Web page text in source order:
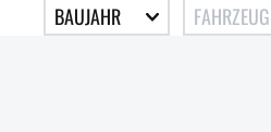
BAUJAHR FAHRZEUG